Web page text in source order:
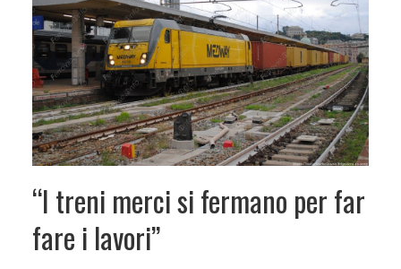
“I treni merci si fermano per far
fare i lavori”